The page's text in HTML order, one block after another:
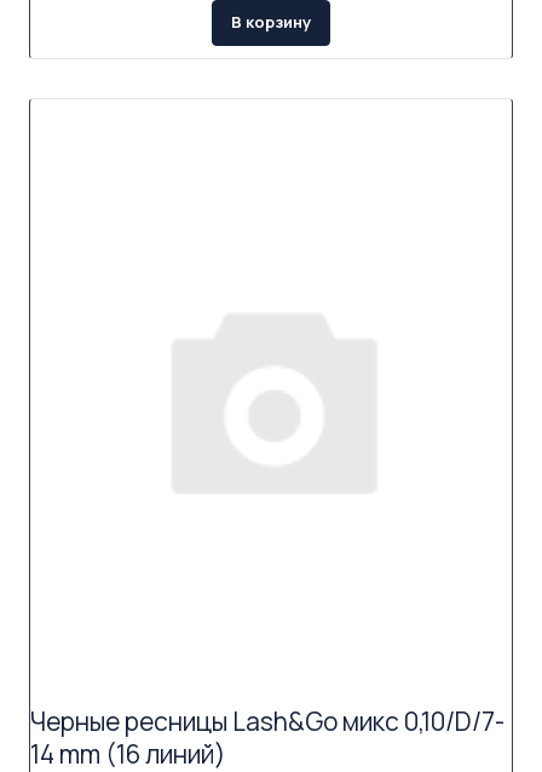
В корзину
Черные ресницы Lash&Go микс 0,10/D/7-
14 mm (16 линий)